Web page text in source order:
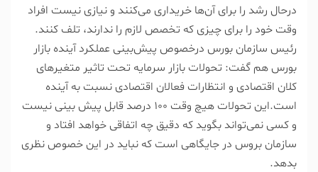
درحال رشد را برای آن‌ها خریداری می‌کنند و نیازی نیست افراد
وقت خود را برای چیزی که تخصص لازم را ندارند، تلف کنند.
رئیس سازمان بورس درخصوص پیش‌بینی عملکرد آینده بازار
بورس هم گفت: تحولات بازار سرمایه تحت تاثیر متغیرهای
کلان اقتصادی و انتظارات فعالان اقتصادی نسبت به آینده
است.این تحولات هیچ وقت ۱۰۰ درصد قابل پیش بینی نیست
و کسی نمی‌تواند بگوید که دقیق چه اتفاقی خواهد افتاد و
سازمان بروس در جایگاهی است که نباید در این خصوص نظری
بدهد.